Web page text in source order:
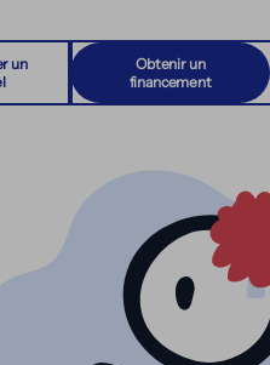
un
Obtenir un
financement